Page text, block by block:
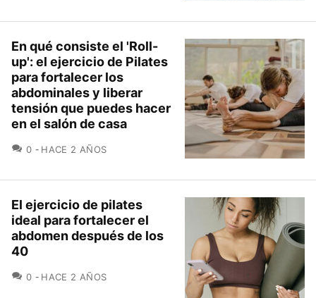
En qué consiste el 'Roll-
up': el ejercicio de Pilates
para fortalecer los
abdominales y liberar
tensión que puedes hacer
en el salón de casa
0 COMENTARIOS
HACE 2 AÑOS
El ejercicio de pilates
ideal para fortalecer el
abdomen después de los
40
0 COMENTARIOS
HACE 2 AÑOS